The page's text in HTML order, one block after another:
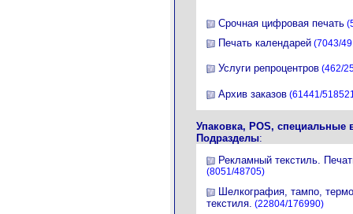
Срочная цифровая печать
Печать календарей (7043/
Услуги репроцентров (462/
Архив заказов (61441/
Упаковка, POS, специальные
Подразделы:
Рекламный текстиль.
(8051/48705)
Шелкография, тампо,
текстиля. (22804/176990)